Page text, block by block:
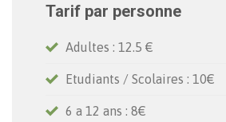
Tarif par personne
Adultes : 12.5 €
Etudiants / Scolaires : 10€
6 a 12 ans : 8€